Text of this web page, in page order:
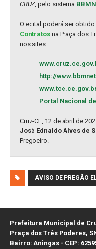
CRUZ, pelo sistema
O edital poderá ser obtido
Contratos na Praça dos
nos sites:
http://
www.tce.ce.gov.br
Portal Nacional
Cruz-CE, 12 de abril de
José Ednaldo Alves de
Pregoeiro.
AVISO DE PREGÃO
Prefeitura Municipal de
Praça dos Três Poderes,
Bairro: Aningas - CEP: